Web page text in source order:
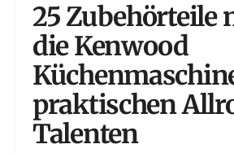
25 Zubehörteile
die Kenwood
praktischen
Talenten